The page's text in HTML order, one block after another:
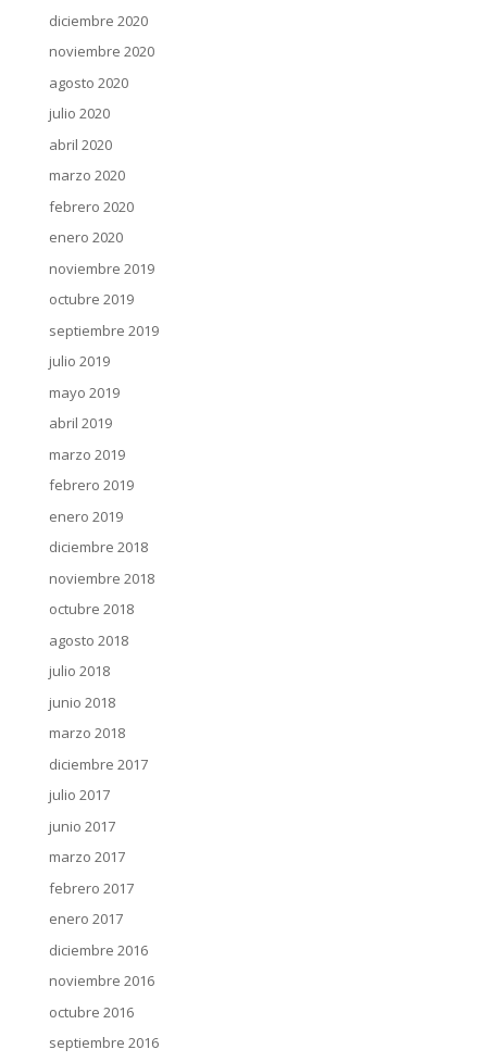
diciembre 2020
noviembre 2020
agosto 2020
julio 2020
abril 2020
marzo 2020
febrero 2020
enero 2020
noviembre 2019
octubre 2019
septiembre 2019
julio 2019
mayo 2019
abril 2019
marzo 2019
febrero 2019
enero 2019
diciembre 2018
noviembre 2018
octubre 2018
agosto 2018
julio 2018
junio 2018
marzo 2018
diciembre 2017
julio 2017
junio 2017
marzo 2017
febrero 2017
enero 2017
diciembre 2016
noviembre 2016
octubre 2016
septiembre 2016